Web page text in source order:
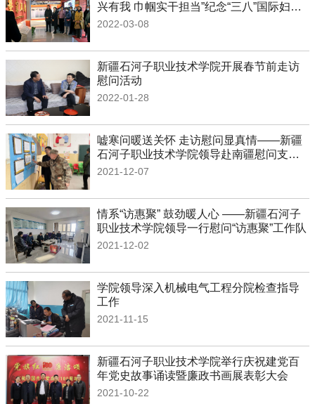
兴有我 巾帼实干担当”纪念“三八”国际妇女
节主题系列活...
2022-03-08
新疆石河子职业技术学院开展春节前走访
慰问活动
2022-01-28
嘘寒问暖送关怀 走访慰问显真情——新疆
石河子职业技术学院领导赴南疆慰问支教
教师
2021-12-07
情系“访惠聚” 鼓劲暖人心 ——新疆石河子
职业技术学院领导一行慰问“访惠聚”工作队
2021-12-02
学院领导深入机械电气工程分院检查指导
工作
2021-11-15
新疆石河子职业技术学院举行庆祝建党百
年党史故事诵读暨廉政书画展表彰大会
2021-10-22